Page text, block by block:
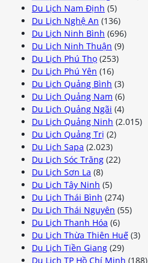
Du Lịch Nam Định (5)
Du Lịch Nghệ An (136)
Du Lịch Ninh Bình (696)
Du Lịch Ninh Thuận (9)
Du Lịch Phú Thọ (253)
Du Lịch Phú Yên (16)
Du Lịch Quảng Bình (3)
Du Lịch Quảng Nam (6)
Du Lịch Quảng Ngãi (4)
Du Lịch Quảng Ninh (2.015)
Du Lịch Quảng Trị (2)
Du Lịch Sapa (2.023)
Du Lịch Sóc Trăng (22)
Du Lịch Sơn La (8)
Du Lịch Tây Ninh (5)
Du Lịch Thái Bình (274)
Du Lịch Thái Nguyên (55)
Du Lịch Thanh Hóa (6)
Du Lịch Thừa Thiên Huế (3)
Du Lịch Tiền Giang (29)
Du Lịch TP Hồ Chí Minh (188)